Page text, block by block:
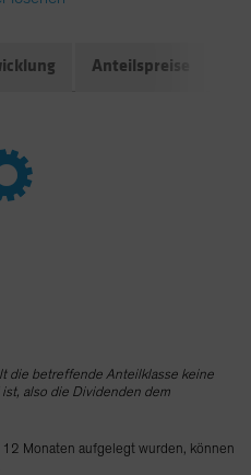
Anteilspreise
die betreffende Anteilklasse keine
also die Dividenden dem
Monaten aufgelegt wurden, können